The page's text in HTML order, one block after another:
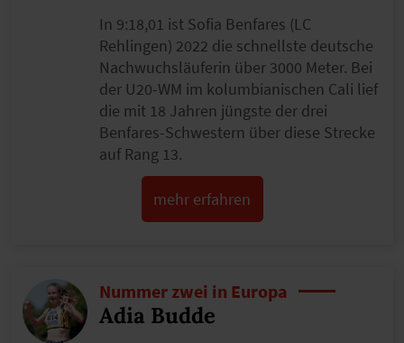
In 9:18,01 ist Sofia Benfares (LC
Rehlingen) 2022 die schnellste deutsche
Nachwuchsläuferin über 3000 Meter. Bei
der U20-WM im kolumbianischen Cali lief
die mit 18 Jahren jüngste der drei
Benfares-Schwestern über diese Strecke
auf Rang 13.
mehr erfahren
Nummer zwei in Europa
Adia Budde